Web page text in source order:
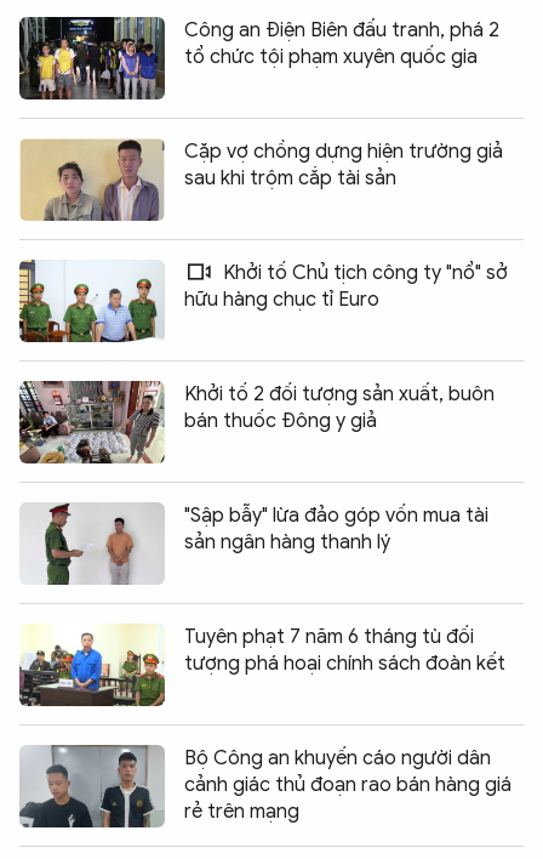
Công an Điện Biên đấu tranh, phá 2
tổ chức tội phạm xuyên quốc gia
Cặp vợ chồng dựng hiện trường giả
sau khi trộm cắp tài sản
Khởi tố Chủ tịch công ty "nổ" sở
hữu hàng chục tỉ Euro
Khởi tố 2 đối tượng sản xuất, buôn
bán thuốc Đông y giả
"Sập bẫy" lừa đảo góp vốn mua tài
sản ngân hàng thanh lý
Tuyên phạt 7 năm 6 tháng tù đối
tượng phá hoại chính sách đoàn kết
Bộ Công an khuyến cáo người dân
cảnh giác thủ đoạn rao bán hàng giá
rẻ trên mạng